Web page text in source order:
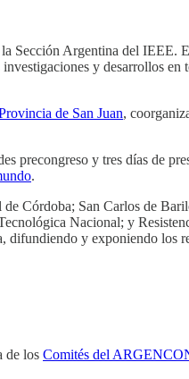
Sección Argentina del IEEE.
y desarrollos en
de San Juan,
y tres días de
.
Córdoba; San Carlos de
Nacional; y
y exponiendo los
de los Comités del